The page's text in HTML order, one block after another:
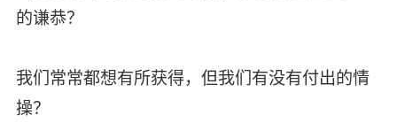
的谦恭？
我们常常都想有所获得，但我们有没有付出的情
操？